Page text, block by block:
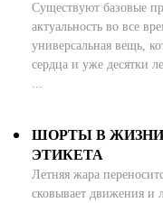
Существуют базовые
актуальность во все
универсальная вещь,
сердца и уже десятки
...
ШОРТЫ В
ЭТИКЕТА
Летняя жара
сковывает движения и